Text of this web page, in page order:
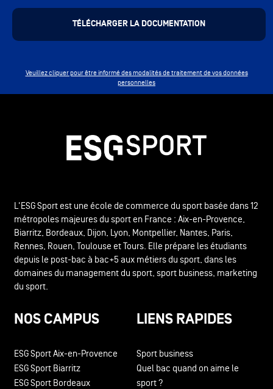
Veuillez cliquer pour être informé des modalités de traitement de vos données
personnelles
L'ESG Sport est une école de commerce du sport basée dans 12
métropoles majeures du sport en France : Aix-en-Provence,
Biarritz, Bordeaux, Dijon, Lyon, Montpellier, Nantes, Paris,
Rennes, Rouen, Toulouse et Tours. Elle prépare les étudiants
depuis le post-bac à bac+5 aux métiers du sport, dans les
domaines du management du sport, sport business, marketing
du sport.
NOS CAMPUS
ESG Sport Aix-en-Provence
ESG Sport Biarritz
ESG Sport Bordeaux
LIENS RAPIDES
Sport business
Quel bac quand on aime le
sport ?